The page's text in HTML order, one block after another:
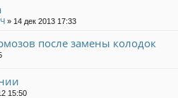
» 14 дек 2013 17:33
после замены колодок
15:50